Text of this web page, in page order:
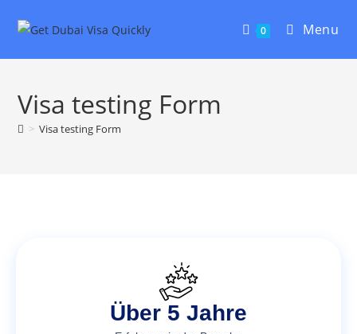
0 Menu
Visa testing Form
> Visa testing Form
Über 5 Jahre